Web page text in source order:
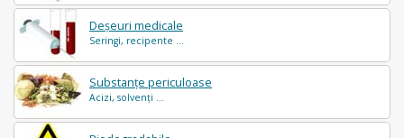
Deșeuri medicale
Seringi, recipente ...
Substanțe periculoase
Acizi, solvenți ...